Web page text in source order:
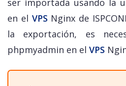
ser importada usando la
en el VPS Nginx de
la exportación, es
phpmyadmin en el VPS